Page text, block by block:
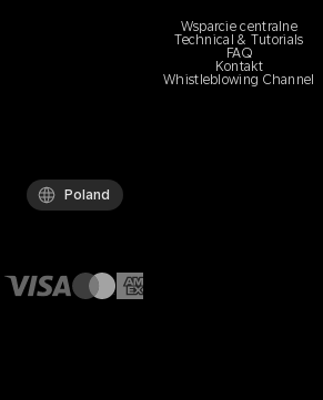
Wsparcie centralne
Technical & Tutorials
FAQ
Kontakt
Whistleblowing Channel
Poland